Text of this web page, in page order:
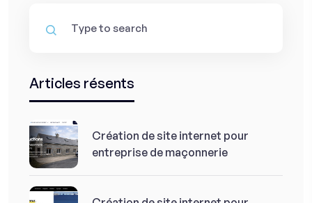
Articles résents
Création de site internet pour
entreprise de maçonnerie